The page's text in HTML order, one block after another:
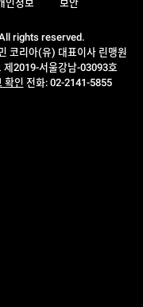
rights reserved.
코리아(유) 대표이사 린맹원
제2019-서울강남-03093호
확인 전화: 02-2141-5855
인정보 보안